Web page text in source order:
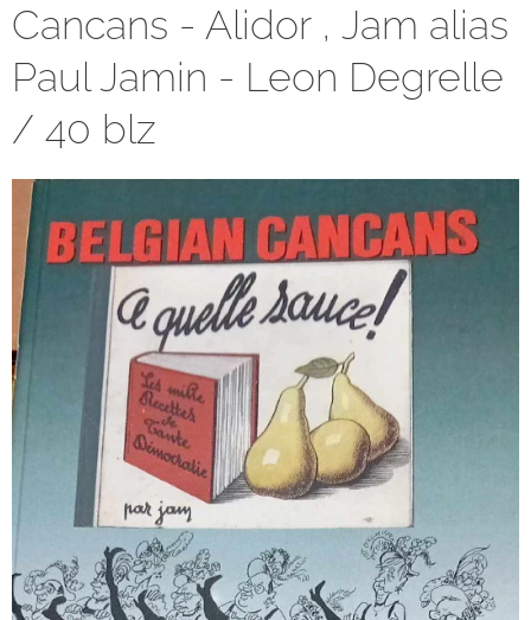
Cancans - Alidor , Jam alias
Paul Jamin - Leon Degrelle
/ 40 blz